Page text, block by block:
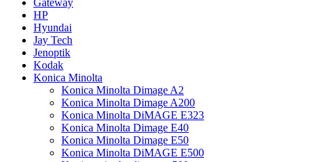
Gateway
HP
Hyundai
Jay Tech
Jenoptik
Kodak
Konica Minolta
Konica Minolta Dimage A2
Konica Minolta Dimage A200
Konica Minolta DiMAGE E323
Konica Minolta Dimage E40
Konica Minolta Dimage E50
Konica Minolta DiMAGE E500